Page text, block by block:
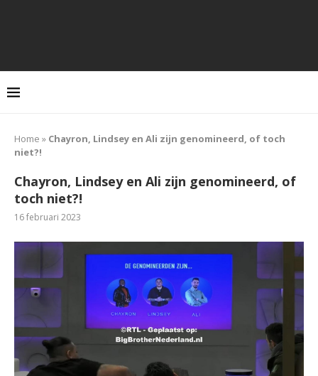
Home » Chayron, Lindsey en Ali zijn genomineerd, of toch
niet?!
Chayron, Lindsey en Ali zijn genomineerd, of
toch niet?!
16 februari 2023